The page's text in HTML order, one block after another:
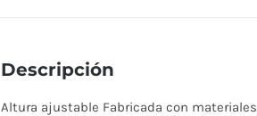
Descripción
Altura ajustable Fabricada con